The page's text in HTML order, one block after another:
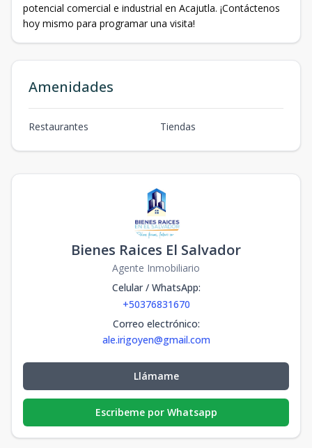
potencial comercial e industrial en Acajutla. ¡Contáctenos
hoy mismo para programar una visita!
Amenidades
Restaurantes Tiendas
Bienes Raices El Salvador
Agente Inmobiliario
Celular / WhatsApp:
+50376831670
Correo electrónico:
ale.irigoyen@gmail.com
Llámame
Escribeme por Whatsapp